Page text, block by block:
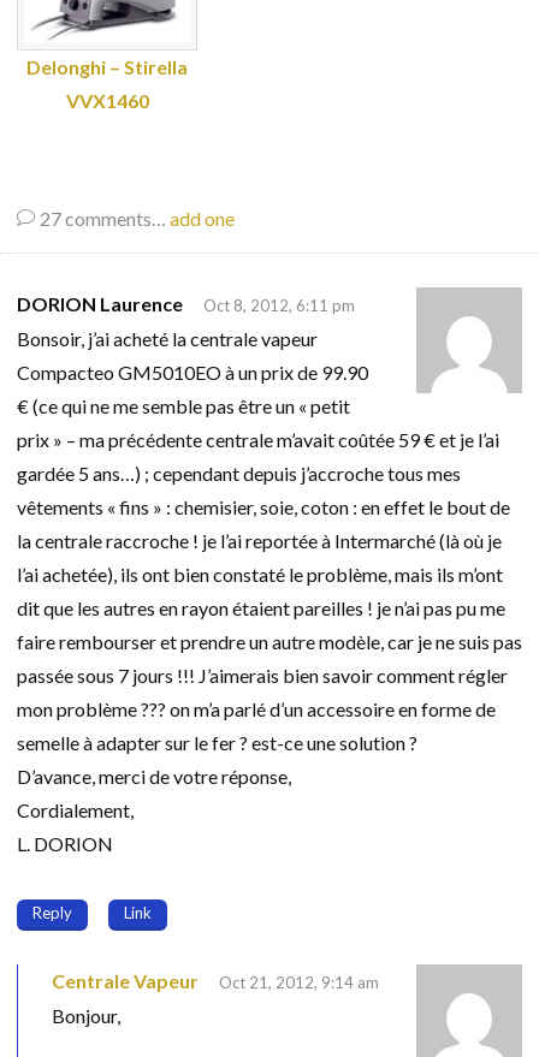
Delonghi – Stirella
VVX1460
27comments… add one
DORION Laurence Oct 8, 2012, 6:11 pm
Bonsoir, j’ai acheté la centrale vapeur
Compacteo GM5010EO à un prix de 99.90
€ (ce qui ne me semble pas être un « petit
prix » – ma précédente centrale m’avait coûtée 59 € et je l’ai
gardée 5 ans…) ; cependant depuis j’accroche tous mes
vêtements « fins » : chemisier, soie, coton : en effet le bout de
la centrale raccroche ! je l’ai reportée à Intermarché (là où je
l’ai achetée), ils ont bien constaté le problème, mais ils m’ont
dit que les autres en rayon étaient pareilles ! je n’ai pas pu me
faire rembourser et prendre un autre modèle, car je ne suis pas
passée sous 7 jours !!! J’aimerais bien savoir comment régler
mon problème ??? on m’a parlé d’un accessoire en forme de
semelle à adapter sur le fer ? est-ce une solution ?
D’avance, merci de votre réponse,
Cordialement,
L. DORION
Reply Link
Centrale Vapeur Oct 21, 2012, 9:14 am
Bonjour,